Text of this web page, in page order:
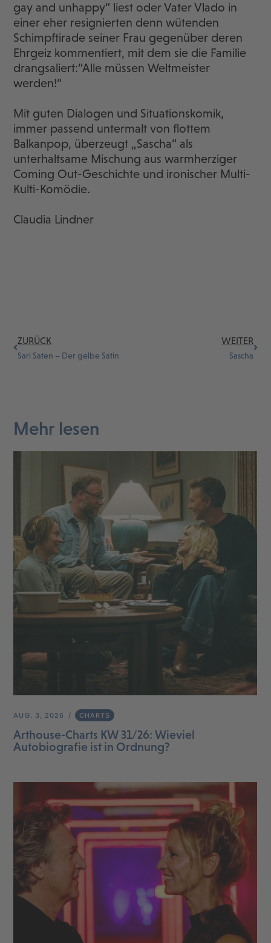
gay and unhappy“ liest oder Vater Vlado in
einer eher resignierten denn wütenden
Schimpftirade seiner Frau gegenüber deren
Ehrgeiz kommentiert, mit dem sie die Familie
drangsaliert:“Alle müssen Weltmeister
werden!“
Mit guten Dialogen und Situationskomik,
immer passend untermalt von flottem
Balkanpop, überzeugt „Sascha“ als
unterhaltsame Mischung aus warmherziger
Coming Out-Geschichte und ironischer Multi-
Kulti-Komödie.
Claudia Lindner
.
ZURÜCK
Sari Saten – Der gelbe Satin
WEITER
Sascha
Mehr lesen
AUG. 3, 2026 CHARTS
Arthouse-Charts KW 31/26: Wieviel
Autobiografie ist in Ordnung?